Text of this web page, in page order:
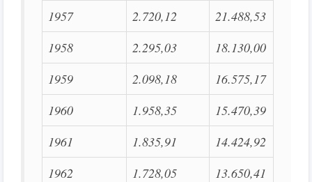
1957
2.720,12
21.488,53
1958
2.295,03
18.130,00
1959
2.098,18
16.575,17
1960
1.958,35
15.470,39
1961
1.835,91
14.424,92
1962
1.728,05
13.650,41